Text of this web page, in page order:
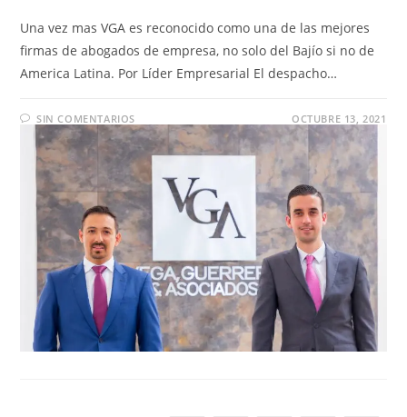
Una vez mas VGA es reconocido como una de las mejores
firmas de abogados de empresa, no solo del Bajío si no de
America Latina. Por Líder Empresarial El despacho…
SIN COMENTARIOS OCTUBRE 13, 2021